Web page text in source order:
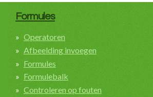
Formules
Operatoren
Afbeelding invoegen
Formules
Formulebalk
Controleren op fouten